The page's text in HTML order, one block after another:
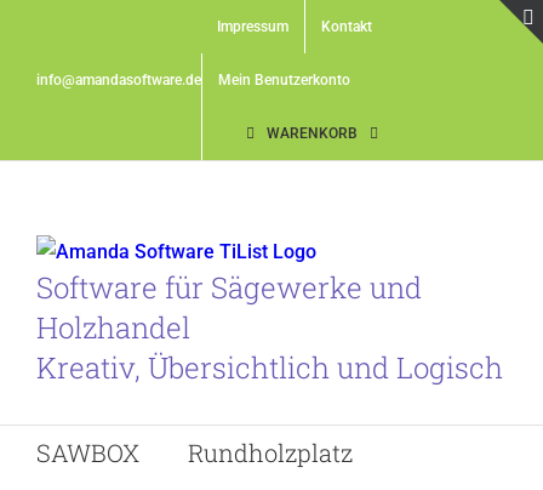
contentinfo@amandasoftware.de
Impressum Kontakt
Mein Benutzerkonto
WARENKORB
Software für Sägewerke und
Holzhandel
Kreativ, Übersichtlich und Logisch
SAWBOX
Rundholzplatz